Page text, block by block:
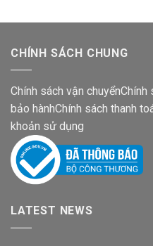
CHÍNH SÁCH CHUNG
Chính sách vận chuyểnChính
bảo hànhChính sách thanh
khoản sử dụng
LATEST NEWS